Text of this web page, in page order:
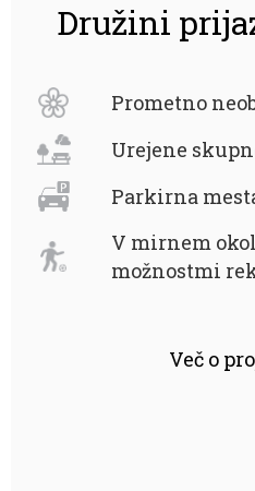
Družini
Prometno
Urejene
Parkirna
V mirnem
možnostmi
Več o